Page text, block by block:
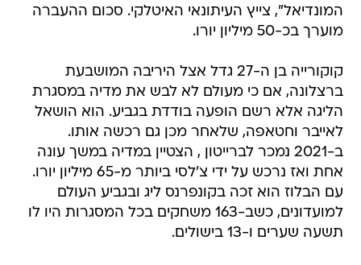
המונדיאל", צייץ העיתונאי האיטלקי. סכום ההעברה
מוערך בכ-50 מיליון יורו.
קוקורייה בן ה-27 גדל אצל היריבה המושבעת
ברצלונה, אם כי מעולם לא לבש את מדיה במסגרת
הליגה אלא רשם הופעה בודדת בגביע. הוא הושאל
לאייבר וחטאפה, שלאחר מכן גם רכשה אותו.
ב-2021 נמכר לברייטון , הצטיין במדיה במשך עונה
אחת ואז נרכש על ידי צ'לסי ביותר מ-65 מיליון יורו.
עם הבלוז הוא זכה בקונפרנס ליג ובגביע העולם
למועדונים, כשב-163 משחקים בכל המסגרות היו לו
תשעה שערים ו-13 בישולים.